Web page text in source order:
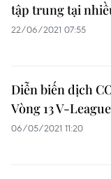
tập trung tại
22/06/2021 07:55
Diễn biến dịch
Vòng 13 V-
06/05/2021 11:20